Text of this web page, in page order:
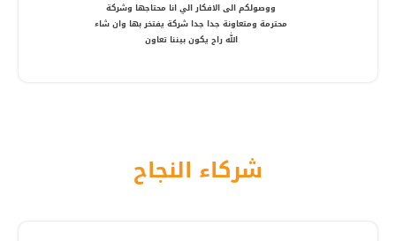
أمير
شركاء النجاح